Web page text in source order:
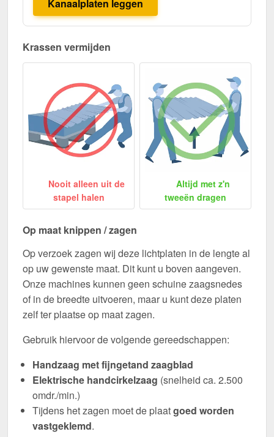
Kanaalplaten leggen
Krassen vermijden
Nooit alleen uit de
stapel halen
Altijd met z'n
tweeën dragen
Op maat knippen / zagen
Op verzoek zagen wij deze lichtplaten in de lengte al
op uw gewenste maat. Dit kunt u boven aangeven.
Onze machines kunnen geen schuine zaagsnedes
of in de breedte uitvoeren, maar u kunt deze platen
zelf ter plaatse op maat zagen.
Gebruik hiervoor de volgende gereedschappen:
Handzaag met fijngetand zaagblad
Elektrische handcirkelzaag (snelheid ca. 2.500
omdr./min.)
Tijdens het zagen moet de plaatgoed worden
vastgeklemd.